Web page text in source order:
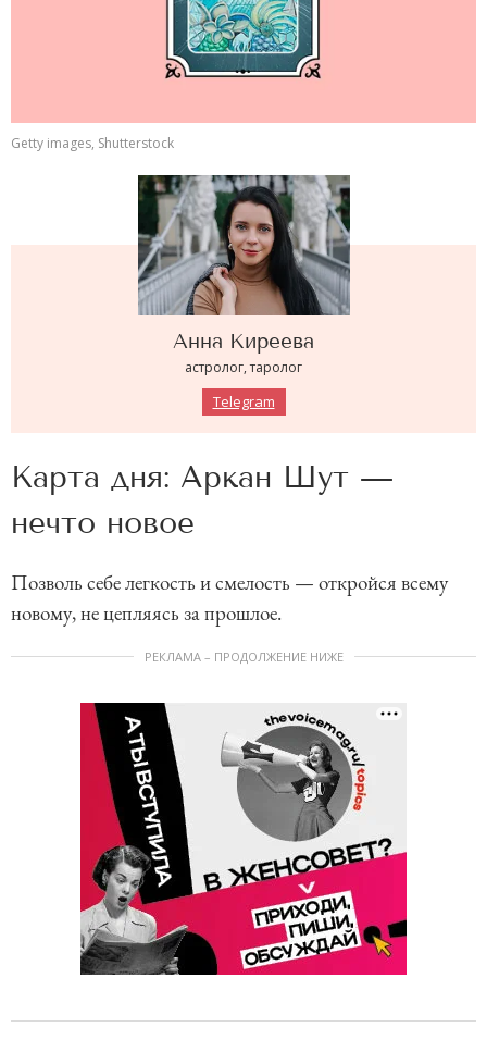
Getty images, Shutterstock
Анна Киреева
астролог, таролог
Telegram
Карта дня: Аркан Шут —
нечто новое
Позволь себе легкость и смелость — откройся всему
новому, не цепляясь за прошлое.
РЕКЛАМА – ПРОДОЛЖЕНИЕ НИЖЕ